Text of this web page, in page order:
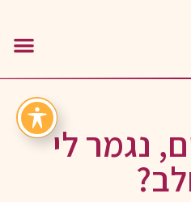
נגמר לי